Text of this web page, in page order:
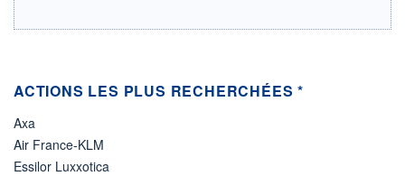
ACTIONS LES PLUS RECHERCHÉES *
Axa
Air France-KLM
Essilor Luxxotica